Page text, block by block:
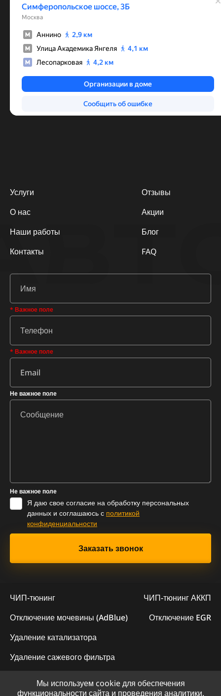
Услуги
О нас
Наши работы
Контакты
Отзывы
Акции
Блог
FAQ
* Важное поле
* Важное поле
Не важное поле
Не важное поле
Я даю свое согласие на обработку персональных
данных и соглашаюсь с политикой
конфиденциальности
ЧИП-тюнинг
ЧИП-тюнинг АККП
Отключение мочевины (AdBlue)
Отключение EGR
Удаление катализатора
Удаление сажевого фильтра
© 2023 - Официальный сайт "ChipLogic"
Мы используем cookie для обеспечения
функциональности сайта и проведения аналитики.